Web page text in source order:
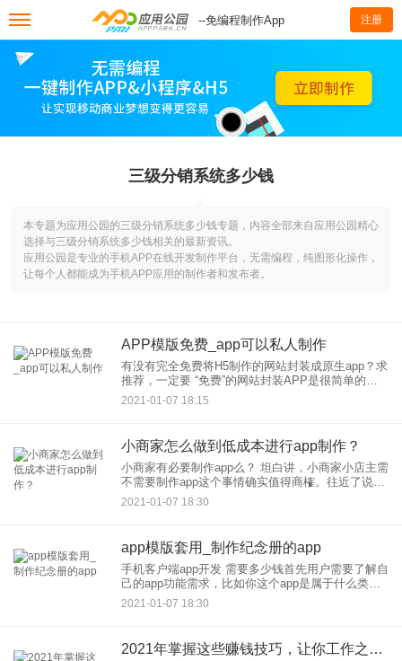
--免编程制作App 注册
三级分销系统多少钱
本专题为应用公园的三级分销系统多少钱专题，内容全部来自应用公园精心
选择与三级分销系统多少钱相关的最新资讯。
应用公园是专业的手机APP在线开发制作平台，无需编程，纯图形化操作，
让每个人都能成为手机APP应用的制作者和发布者。
APP模版免费_app可以私人制作
有没有完全免费将H5制作的网站封装成原生app？求
推荐，一定要 “免费”的网站封装APP是很简单的，
而且免费。亥著开发者服务平台就可以做。注意较
后一张图里的那些插件，封装本身是免费的，但是
2021-01-07 18:15
小商家怎么做到低成本进行app制作？
小商家有必要制作app么？ 坦白讲，小商家小店主需
不需要制作app这个事情确实值得商榷。往近了说，
小店主们未必有app运营的意识，更没有精力投入到
app制作上。往远了说，小商家能撑多久都未可知，
2021-01-07 18:30
app模版套用_制作纪念册的app
手机客户端app开发 需要多少钱首先用户需要了解自
己的app功能需求，比如你这个app是属于什么类型
的，具有有那些功能，一般的app定制开发公司都是
按app的功能需求来报价的，如果不了解具体的功能
2021-01-07 18:30
2021年掌握这些赚钱技巧，让你工作之余也能有收入！